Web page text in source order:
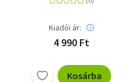
Kiadói ár:
4 990 Ft
Kosárba